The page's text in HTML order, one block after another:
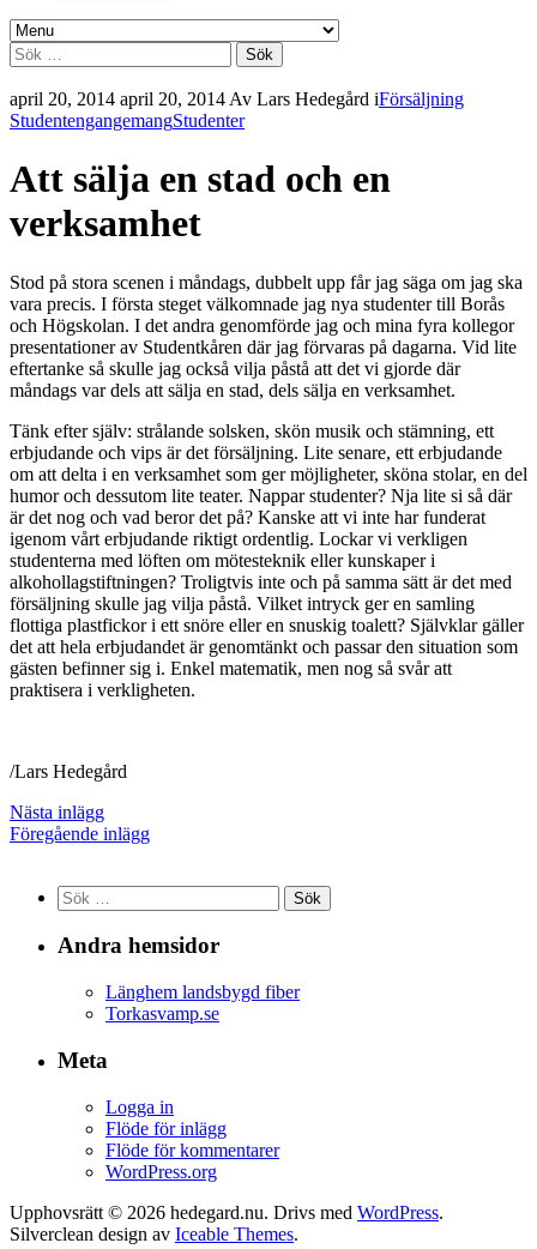
Sök
efter:
april 20, 2014 april 20, 2014 Av Lars Hedegård iFörsäljning
StudentengangemangStudenter
Att sälja en stad och en
verksamhet
Stod på stora scenen i måndags, dubbelt upp får jag säga om jag ska
vara precis. I första steget välkomnade jag nya studenter till Borås
och Högskolan. I det andra genomförde jag och mina fyra kollegor
presentationer av Studentkåren där jag förvaras på dagarna. Vid lite
eftertanke så skulle jag också vilja påstå att det vi gjorde där
måndags var dels att sälja en stad, dels sälja en verksamhet.
Tänk efter själv: strålande solsken, skön musik och stämning, ett
erbjudande och vips är det försäljning. Lite senare, ett erbjudande
om att delta i en verksamhet som ger möjligheter, sköna stolar, en del
humor och dessutom lite teater. Nappar studenter? Nja lite si så där
är det nog och vad beror det på? Kanske att vi inte har funderat
igenom vårt erbjudande riktigt ordentlig. Lockar vi verkligen
studenterna med löften om mötesteknik eller kunskaper i
alkohollagstiftningen? Troligtvis inte och på samma sätt är det med
försäljning skulle jag vilja påstå. Vilket intryck ger en samling
flottiga plastfickor i ett snöre eller en snuskig toalett? Självklar gäller
det att hela erbjudandet är genomtänkt och passar den situation som
gästen befinner sig i. Enkel matematik, men nog så svår att
praktisera i verkligheten.
/Lars Hedegård
Nästa inlägg
Föregående inlägg
Sök
efter:
Andra hemsidor
Länghem landsbygd fiber
Torkasvamp.se
Meta
Logga in
Flöde för inlägg
Flöde för kommentarer
WordPress.org
Upphovsrätt © 2026 hedegard.nu. Drivs med WordPress.
Silverclean design av Iceable Themes.